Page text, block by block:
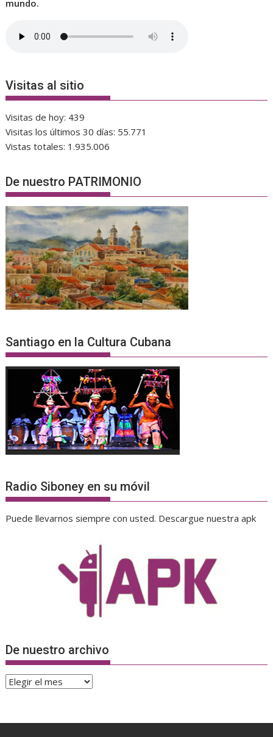
mundo.
Visitas al sitio
Visitas de hoy: 439
Visitas los últimos 30 días: 55.771
Vistas totales: 1.935.006
De nuestro PATRIMONIO
Santiago en la Cultura Cubana
Radio Siboney en su móvil
Puede llevarnos siempre con usted. Descargue nuestra apk
De nuestro archivo
De